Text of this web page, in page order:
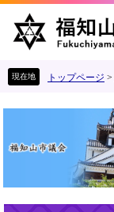
で
。
ば
て
へ
トップページ >